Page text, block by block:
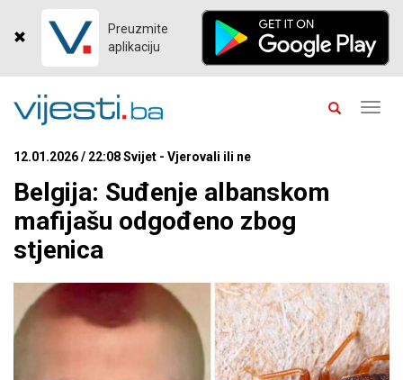
Preuzmite
aplikaciju
12.01.2026 / 22:08 Svijet - Vjerovali ili ne
Belgija: Suđenje albanskom
mafijašu odgođeno zbog
stjenica